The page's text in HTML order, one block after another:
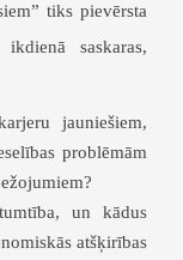
tiks pievērsta
saskaras,
jauniešiem,
problēmām
un kādus
atšķirības